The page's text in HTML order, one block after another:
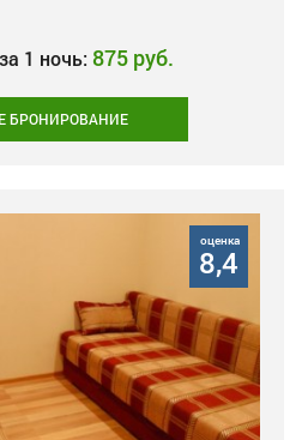
1 ночь: 875 руб.
БРОНИРОВАНИЕ
оценка
8,4